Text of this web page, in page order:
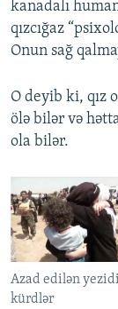
kanadalı
qızcığaz
Onun sağ
O deyib ki, qız
ölə bilər və
ola bilər.
Azad edilən yezidi
kürdlər